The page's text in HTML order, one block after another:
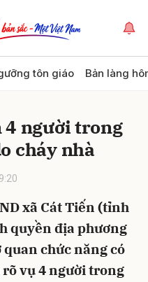
tôn giáo Bản làng
4 người trong
cháy nhà
xã Cát Tiến (tỉnh
quyền địa phương
quan chức năng có
vụ 4 người trong
Hủy Gửi